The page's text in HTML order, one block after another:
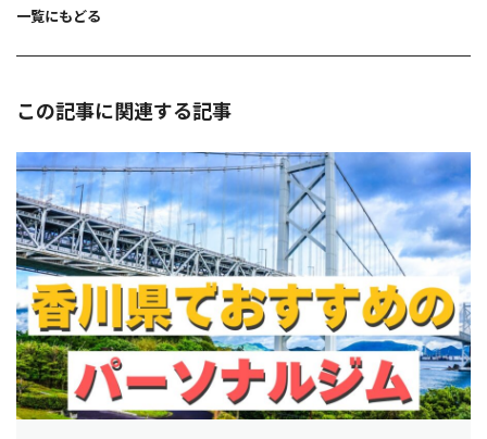
ョ
一覧にもどる
この記事に関連する記事